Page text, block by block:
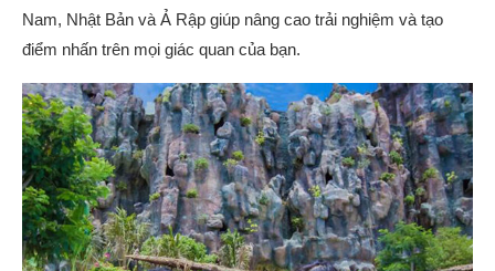
Nam, Nhật Bản và Ả Rập giúp nâng cao trải nghiệm và tạo
điểm nhấn trên mọi giác quan của bạn.